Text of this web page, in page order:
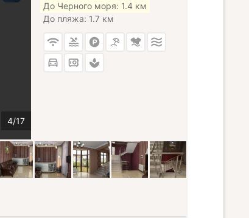
До Черного моря: 1.4 км
До пляжа: 1.7 км